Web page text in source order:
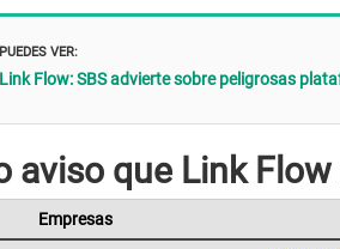
PUEDES VER:
Link Flow: SBS advierte sobre peligrosas
aviso que Link
Empresas